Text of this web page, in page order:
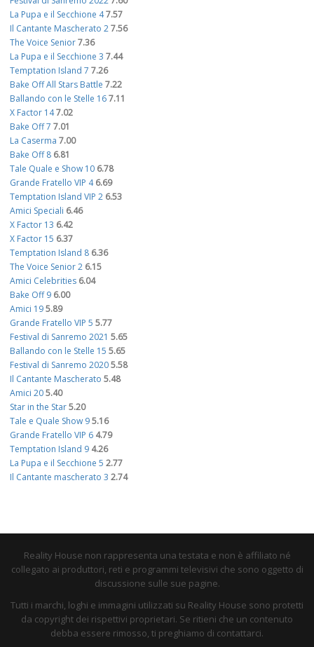
La Pupa e il Secchione 47.57
Il Cantante Mascherato 27.56
The Voice Senior7.36
La Pupa e il Secchione 3 7.44
Temptation Island 7 7.26
Bake Off All Stars Battle 7.22
Ballando con le Stelle 167.11
X Factor 147.02
Bake Off 7 7.01
La Caserma 7.00
Bake Off 8 6.81
Tale Quale e Show 10 6.78
Grande Fratello VIP 4 6.69
Temptation Island VIP 2 6.53
Amici Speciali 6.46
X Factor 13 6.42
X Factor 15 6.37
Temptation Island 8 6.36
The Voice Senior 2 6.15
Amici Celebrities 6.04
Bake Off 9 6.00
Amici 195.89
Grande Fratello VIP 5 5.77
Festival di Sanremo 2021 5.65
Ballando con le Stelle 15 5.65
Festival di Sanremo 20205.58
Il Cantante Mascherato 5.48
Amici 205.40
Star in the Star5.20
Tale e Quale Show 95.16
Grande Fratello VIP 6 4.79
Temptation Island 9 4.26
La Pupa e il Secchione 5 2.77
Il Cantante mascherato 3 2.74
Reality House non rappresenta una testata e non è affiliato né
collegato ai produttori, reti e programmi televisivi che sono oggetto di
discussione sulle sue pagine.
Tutti i marchi, loghi e immagini utilizzati su Reality House sono protetti
da copyright dei rispettivi proprietari. Se ritieni che un contenuto
debba essere rimosso, ti preghiamo di contattarci.